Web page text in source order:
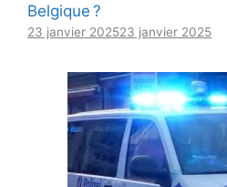
Belgique ?
23 janvier 202523 janvier 2025